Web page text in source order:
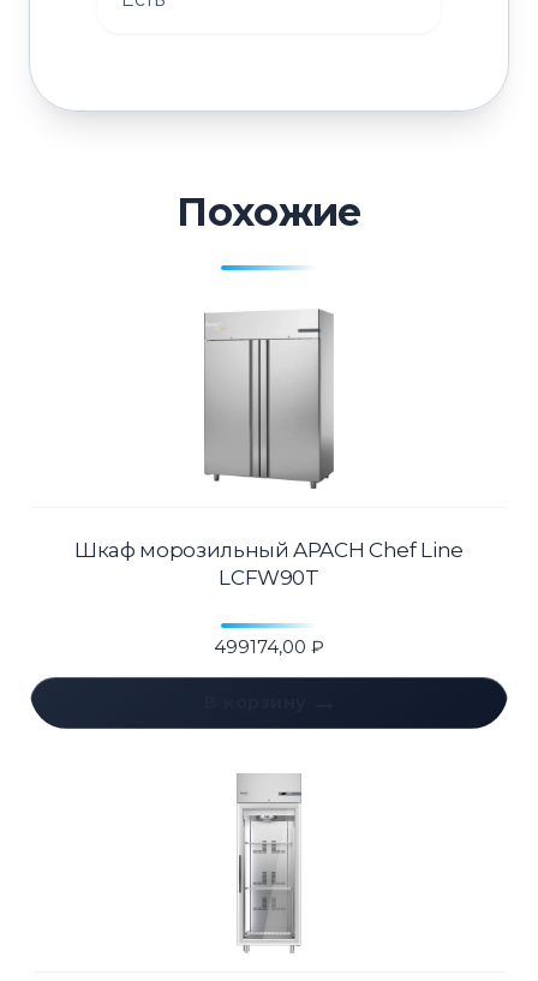
Похожие
Шкаф морозильный APACH Chef Line
LCFW90T
499174,00 ₽